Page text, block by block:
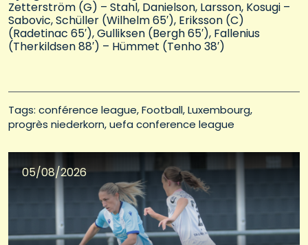
Zetterström (G) – Stahl, Danielson, Larsson, Kosugi –
Sabovic, Schüller (Wilhelm 65′), Eriksson (C)
(Radetinac 65′), Gulliksen (Bergh 65′), Fallenius
(Therkildsen 88′) – Hümmet (Tenho 38′)
Tags: conférence league Football Luxembourg
progrès niederkorn uefa conference league
05/08/2026